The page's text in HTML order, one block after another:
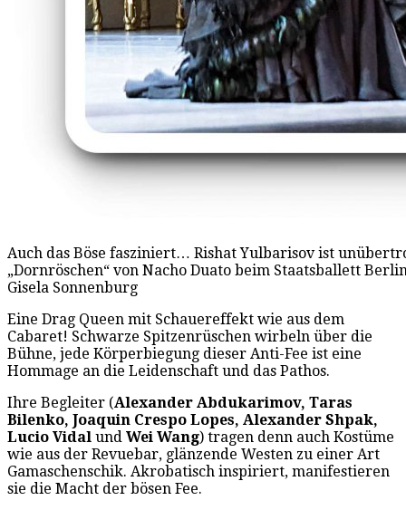
Auch das Böse fasziniert… Rishat Yulbarisov ist
„Dornröschen“ von Nacho Duato beim Staatsballett
Gisela Sonnenburg
Eine Drag Queen mit Schauereffekt wie aus dem
Cabaret! Schwarze Spitzenrüschen wirbeln über die
Bühne, jede Körperbiegung dieser Anti-Fee ist eine
Hommage an die Leidenschaft und das Pathos.
Ihre Begleiter (Alexander Abdukarimov, Taras
Bilenko, Joaquin Crespo Lopes, Alexander Shpak,
Lucio Vidal und Wei Wang) tragen denn auch Kostüme
wie aus der Revuebar, glänzende Westen zu einer Art
Gamaschenschik. Akrobatisch inspiriert, manifestieren
sie die Macht der bösen Fee.